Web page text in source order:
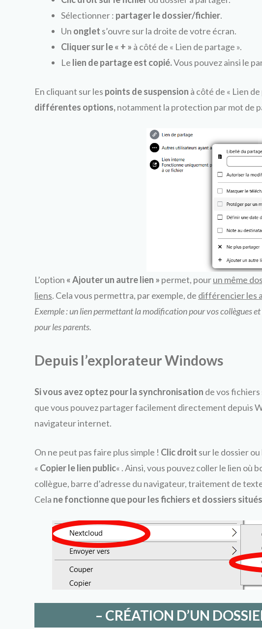
Sélectionner : partager le dossier/fichier.
Un onglet s’ouvre sur la droite de votre écran.
Cliquer sur le « + » à côté de « Lien de partage ».
Le lien de partage est copié.Vous pouvez ainsi le
En cliquant sur les points de suspension à côté de « Lien
différentes options,notamment la protection par mot de
L’option « Ajouter un autre lien » permet, pourun même
liens. Cela vous permettra, par exemple, de différencier les
Exemple : un lien permettant la modification pour vos collègues
pour les parents.
Depuis l’explorateur Windows
Si vous avez optez pour la synchronisation de vos
que vous pouvez partager facilement directement depuis
navigateur internet.
On ne peut pas faire plus simple ! Clic droit sur le dossier
« Copier le lien public« . Ainsi, vous pouvez coller le lien où
collègue, barre d’adresse du navigateur, traitement de
Cela ne fonctionne que pour les fichiers et dossiers
– CRÉATION D’UN